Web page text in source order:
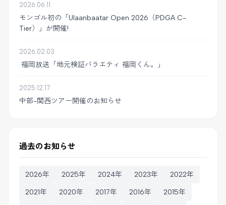
2026.06.11
モンゴル初の「Ulaanbaatar Open 2026（PDGA C-
Tier）」が開催!
2026.02.03
福岡放送「地元検証バラエティ 福岡くん。」
2025.12.17
中部-関西ツアー開催のお知らせ
過去のお知らせ
2026年 2025年 2024年 2023年 2022年
2021年 2020年 2017年 2016年 2015年